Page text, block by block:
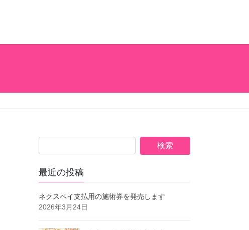
最近の投稿
ネクスペイ支払用の施術券を発売します
2026年3月24日